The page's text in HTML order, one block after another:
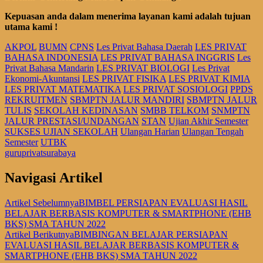
Kepuasan anda dalam menerima layanan kami adalah tujuan
utama kami !
AKPOL BUMN CPNS Les Privat Bahasa Daerah LES PRIVAT
BAHASA INDONESIA LES PRIVAT BAHASA INGGRIS Les
Privat Bahasa Mandarin LES PRIVAT BIOLOGI Les Privat
Ekonomi-Akuntansi LES PRIVAT FISIKA LES PRIVAT KIMIA
LES PRIVAT MATEMATIKA LES PRIVAT SOSIOLOGI PPDS
REKRUITMEN SBMPTN JALUR MANDIRI SBMPTN JALUR
TULIS SEKOLAH KEDINASAN SMBB TELKOM SNMPTN
JALUR PRESTASI/UNDANGAN STAN Ujian Akhir Semester
SUKSES UJIAN SEKOLAH Ulangan Harian Ulangan Tengah
Semester UTBK
guruprivatsurabaya
Navigasi Artikel
Artikel SebelumnyaBIMBEL PERSIAPAN EVALUASI HASIL
BELAJAR BERBASIS KOMPUTER & SMARTPHONE (EHB
BKS) SMA TAHUN 2022
Artikel BerikutnyaBIMBINGAN BELAJAR PERSIAPAN
EVALUASI HASIL BELAJAR BERBASIS KOMPUTER &
SMARTPHONE (EHB BKS) SMA TAHUN 2022